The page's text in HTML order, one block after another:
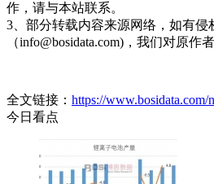
作，请与本站联系。
3、部分转载内容来源网络，如有侵
（info@bosidata.com)，我们对原作
全文链接： https://www.bosidata.com/
今日看点